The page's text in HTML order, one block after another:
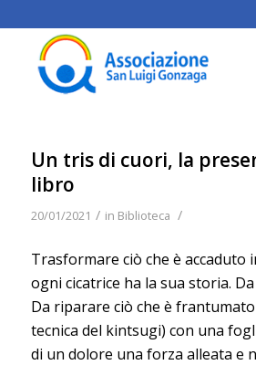
Un tris di cuori, la
libro
20/01/2021 / in Biblioteca /
Trasformare ciò che è accaduto
ogni cicatrice ha la sua storia.
Da riparare ciò che è
tecnica del kintsugi) con una
di un dolore una forza alleata e